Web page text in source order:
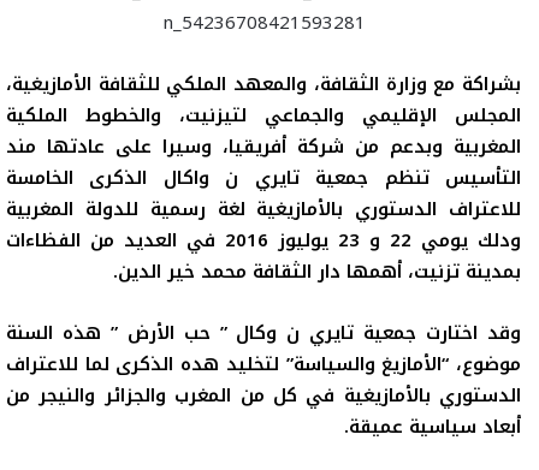
بشراكة مع وزارة الثقافة، والمعهد الملكي للثقافة الأمازيغية،
المجلس الإقليمي والجماعي لتيزنيت، والخطوط الملكية
المغربية وبدعم من شركة أفريقيا، وسيرا على عادتها مند
التأسيس تنظم جمعية تايري ن واكال الذكرى الخامسة
للاعتراف الدستوري بالأمازيغية لغة رسمية للدولة المغربية
ودلك يومي 22 و 23 يوليوز 2016 في العديد من الفظاءات
بمدينة تزنيت، أهمها دار الثقافة محمد خير الدين.
وقد اختارت جمعية تايري ن وكال ” حب الأرض ” هذه السنة
موضوع، “الأمازيغ والسياسة” لتخليد هده الذكرى لما للاعتراف
الدستوري بالأمازيغية في كل من المغرب والجزائر والنيجر من
أبعاد سياسية عميقة.